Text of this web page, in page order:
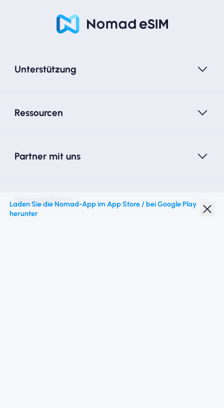
Unterstützung
Ressourcen
Partner mit uns
Nomad Essim
Laden Sie die Nomad-App im App Store / bei Google Play
herunter